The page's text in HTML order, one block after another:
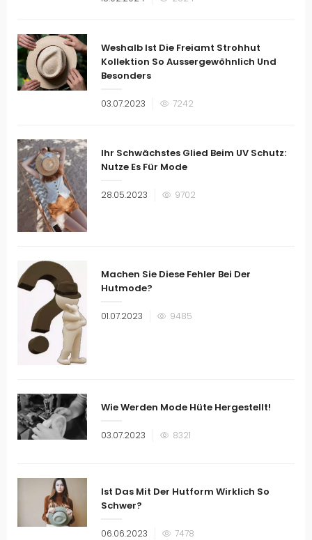
Weshalb Ist Die Freiamt Strohhut
Kollektion So Aussergewöhnlich Und
Besonders
Veröffentlicht
03.07.2023 7242
Ihr Schwächstes Glied Beim UV Schutz:
Nutze Es Für Mode
Veröffentlicht
28.05.2023 9702
Machen Sie Diese Fehler Bei Der
Hutmode?
Veröffentlicht
01.07.2023 9485
Wie Werden Mode Hüte Hergestellt!
Veröffentlicht
03.07.2023 8321
Ist Das Mit Der Hutform Wirklich So
Schwer?
Veröffentlicht
06.06.2023 7478